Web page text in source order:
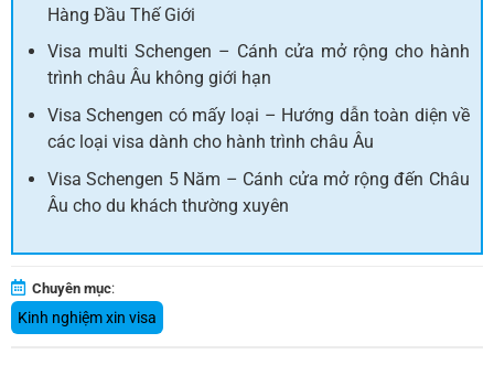
Hàng Đầu Thế Giới
Visa multi Schengen – Cánh cửa mở rộng cho hành
trình châu Âu không giới hạn
Visa Schengen có mấy loại – Hướng dẫn toàn diện về
các loại visa dành cho hành trình châu Âu
Visa Schengen 5 Năm – Cánh cửa mở rộng đến Châu
Âu cho du khách thường xuyên
Chuyên mục:
Kinh nghiệm xin visa